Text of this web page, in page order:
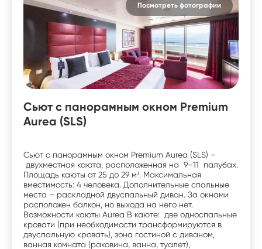
Посмотреть фотографии
Сьют с панорамным окном Premium
Aurea (SLS)
Сьют с панорамным окном Premium Aurea (SLS) –
двухместная каюта, расположенная на 9–11 палубах.
Площадь каюты от 25 до 29 м². Максимальная
вместимость: 4 человека. Дополнительные спальные
места – раскладной двуспальный диван. За окнами
расположен балкон, но выхода на него нет.
Возможности каюты Aurea В каюте: две односпальные
кровати (при необходимости трансформируются в
двуспальную кровать), зона гостиной с диваном,
ванная комната (раковина, ванна, туалет),